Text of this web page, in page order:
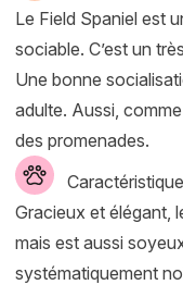
Le Field Spaniel est
sociable. C’est un
Une bonne
adulte. Aussi,
des promenades.
Gracieux et élégant,
mais est aussi
systématiquement